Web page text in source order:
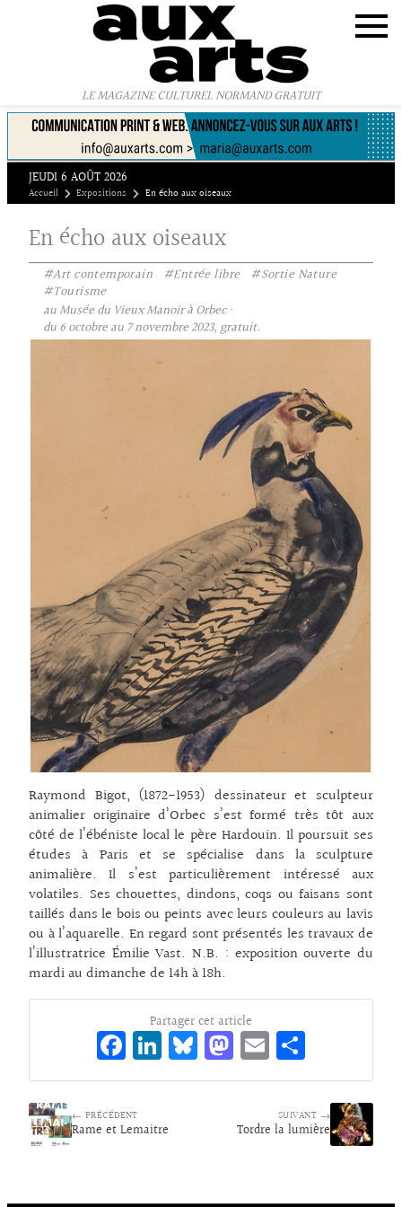
LE MAGAZINE CULTUREL NORMAND GRATUIT
JEUDI 6 AOÛT 2026
Accueil Expositions En écho aux oiseaux
En écho aux oiseaux
#Art contemporain #Entrée libre
#Sortie Nature
#Tourisme
au Musée du Vieux Manoir à Orbec ·
du 6 octobre au 7 novembre 2023, gratuit.
Raymond Bigot, (1872-1953) dessinateur et sculpteur
animalier originaire d’Orbec s’est formé très tôt aux
côté de l’ébéniste local le père Hardouin. Il poursuit ses
études à Paris et se spécialise dans la sculpture
animalière. Il s’est particulièrement intéressé aux
volatiles. Ses chouettes, dindons, coqs ou faisans sont
taillés dans le bois ou peints avec leurs couleurs au lavis
ou à l’aquarelle. En regard sont présentés les travaux de
l’illustratrice Émilie Vast. N.B. : exposition ouverte du
mardi au dimanche de 14h à 18h.
Partager cet article
Fa
ce
bo
o
Li
n
dI
Bl
ue
M
as
d
E
m
ai
l
rt
ag
er
← PRÉCÉDENT
Rame et Lemaitre
SUIVANT →
Tordre la lumière
Panneau de gestion des cookies